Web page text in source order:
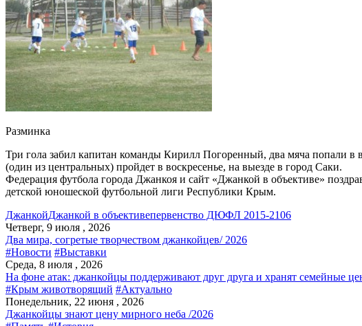
Разминка
Три гола забил капитан команды Кирилл Погоренный, два мяча попали
(один из центральных) пройдет в воскресенье, на выезде в город Саки.
Федерация футбола города Джанкоя и сайт «Джанкой в объективе»
детской юношеской футбольной лиги Республики Крым.
ДжанкойДжанкой в объективепервенство ДЮФЛ 2015-2106
Четверг, 9 июля , 2026
Два мира, согретые творчеством джанкойцев/ 2026
#Новости #Выставки
Среда, 8 июля , 2026
На фоне атак: джанкойцы поддерживают друг друга и хранят семейные
#Крым животворящий #Актуально
Понедельник, 22 июня , 2026
Джанкойцы знают цену мирного неба /2026